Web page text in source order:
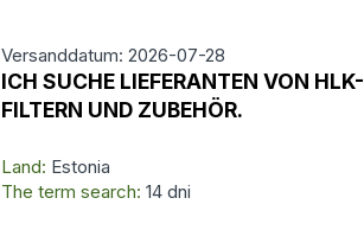
Versanddatum: 2026-07-28
ICH SUCHE LIEFERANTEN VON HLK-
FILTERN UND ZUBEHÖR.
Land: Estonia
The term search: 14 dni